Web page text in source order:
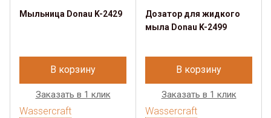
Мыльница Donau K-2429
В корзину
Заказать в 1 клик
Wassercraft
Дозатор для жидкого
мыла Donau K-2499
В корзину
Заказать в 1 клик
Wassercraft